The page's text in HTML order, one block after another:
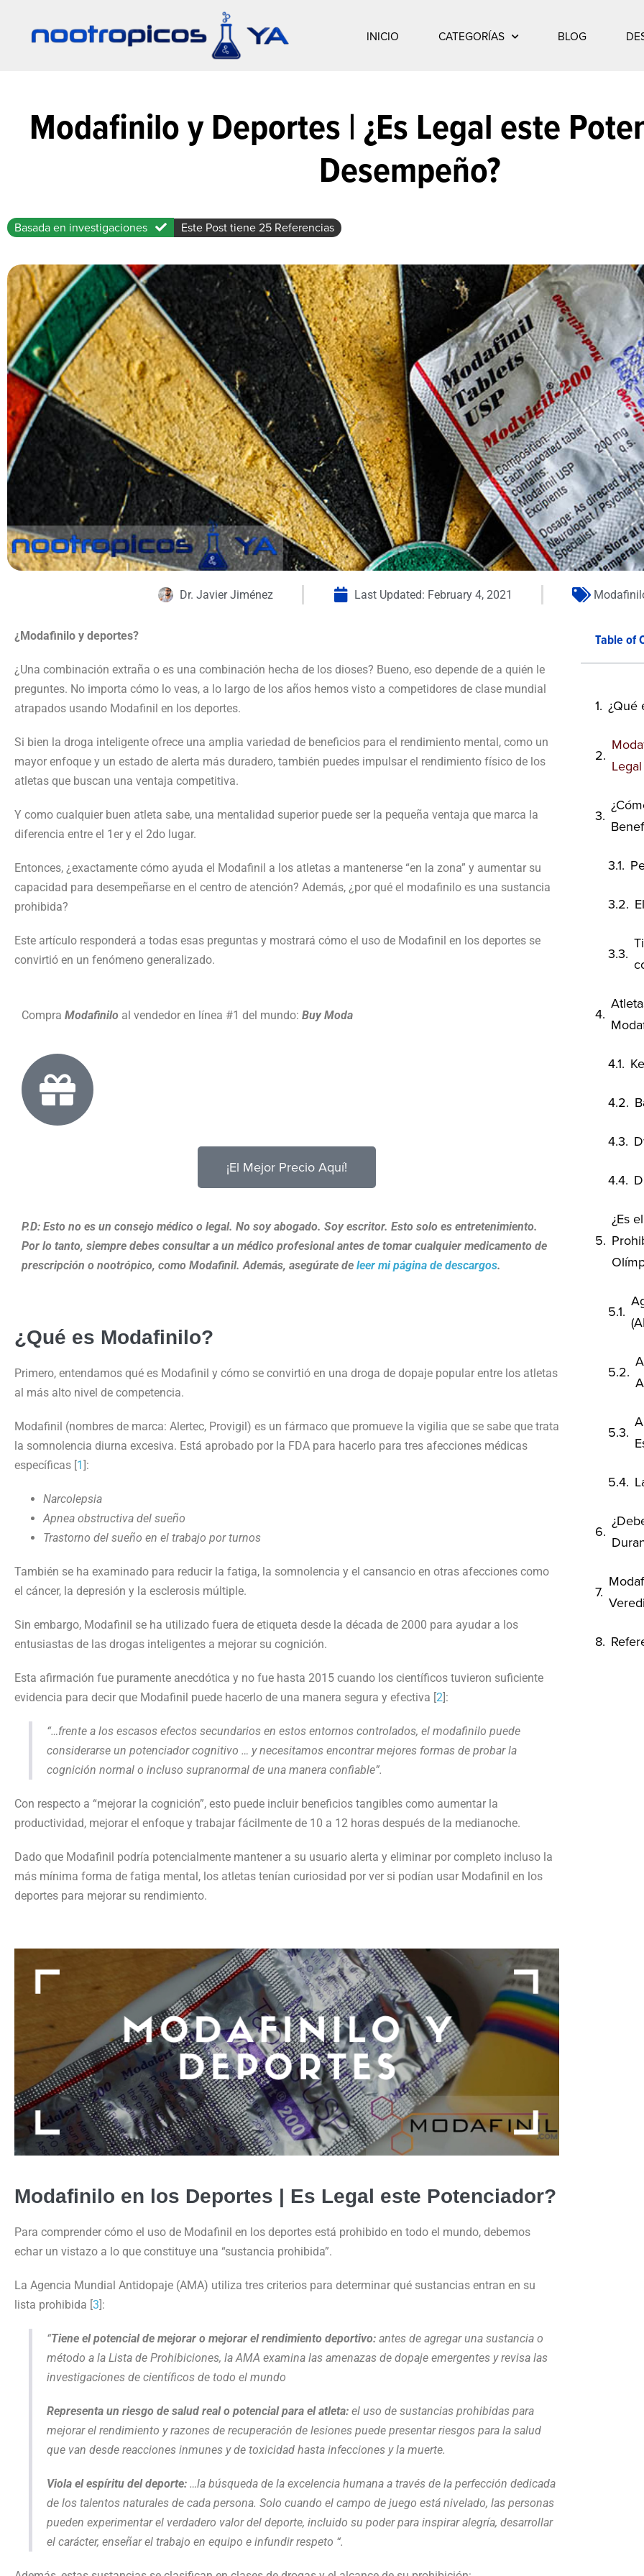
INICIO CATEGORÍAS BLOG
Modafinilo y Deportes | ¿Es Legal este
Desempeño?
Basada en investigaciones Este Post tiene 25 Referencias
Dr. Javier Jiménez Last Updated: February 4, 2021
¿Modafinilo y deportes?
¿Una combinación extraña o es una combinación hecha de los dioses? Bueno, eso depende de a quién le
preguntes. No importa cómo lo veas, a lo largo de los años hemos visto a competidores de clase mundial
atrapados usando Modafinil en los deportes.
Si bien la droga inteligente ofrece una amplia variedad de beneficios para el rendimiento mental, como un
mayor enfoque y un estado de alerta más duradero, también puedes impulsar el rendimiento físico de los
atletas que buscan una ventaja competitiva.
Y como cualquier buen atleta sabe, una mentalidad superior puede ser la pequeña ventaja que marca la
diferencia entre el 1er y el 2do lugar.
Entonces, ¿exactamente cómo ayuda el Modafinil a los atletas a mantenerse “en la zona” y aumentar su
capacidad para desempeñarse en el centro de atención? Además, ¿por qué el modafinilo es una sustancia
prohibida?
Este artículo responderá a todas esas preguntas y mostrará cómo el uso de Modafinil en los deportes se
convirtió en un fenómeno generalizado.
Compra Modafinilo al vendedor en línea #1 del mundo: Buy Moda
¡El Mejor Precio Aquí!
P.D: Esto no es un consejo médico o legal. No soy abogado. Soy escritor. Esto solo es entretenimiento.
Por lo tanto, siempre debes consultar a un médico profesional antes de tomar cualquier medicamento de
prescripción o nootrópico, como Modafinil. Además, asegúrate de leer mi página de descargos.
¿Qué es Modafinilo?
Primero, entendamos qué es Modafinil y cómo se convirtió en una droga de dopaje popular entre los atletas
al más alto nivel de competencia.
Modafinil (nombres de marca: Alertec, Provigil) es un fármaco que promueve la vigilia que se sabe que trata
la somnolencia diurna excesiva. Está aprobado por la FDA para hacerlo para tres afecciones médicas
específicas [1]:
Narcolepsia
Apnea obstructiva del sueño
Trastorno del sueño en el trabajo por turnos
También se ha examinado para reducir la fatiga, la somnolencia y el cansancio en otras afecciones como
el cáncer, la depresión y la esclerosis múltiple.
Sin embargo, Modafinil se ha utilizado fuera de etiqueta desde la década de 2000 para ayudar a los
entusiastas de las drogas inteligentes a mejorar su cognición.
Esta afirmación fue puramente anecdótica y no fue hasta 2015 cuando los científicos tuvieron suficiente
evidencia para decir que Modafinil puede hacerlo de una manera segura y efectiva [2]:
“…frente a los escasos efectos secundarios en estos entornos controlados, el modafinilo puede
considerarse un potenciador cognitivo … y necesitamos encontrar mejores formas de probar la
cognición normal o incluso supranormal de una manera confiable”.
Con respecto a “mejorar la cognición”, esto puede incluir beneficios tangibles como aumentar la
productividad, mejorar el enfoque y trabajar fácilmente de 10 a 12 horas después de la medianoche.
Dado que Modafinil podría potencialmente mantener a su usuario alerta y eliminar por completo incluso la
más mínima forma de fatiga mental, los atletas tenían curiosidad por ver si podían usar Modafinil en los
deportes para mejorar su rendimiento.
Modafinilo en los Deportes | Es Legal este Potenciador?
Para comprender cómo el uso de Modafinil en los deportes está prohibido en todo el mundo, debemos
echar un vistazo a lo que constituye una “sustancia prohibida”.
La Agencia Mundial Antidopaje (AMA) utiliza tres criterios para determinar qué sustancias entran en su
lista prohibida [3 ]:
“Tiene el potencial de mejorar o mejorar el rendimiento deportivo: antes de agregar una sustancia o
método a la Lista de Prohibiciones, la AMA examina las amenazas de dopaje emergentes y revisa las
investigaciones de científicos de todo el mundo
Representa un riesgo de salud real o potencial para el atleta: el uso de sustancias prohibidas para
mejorar el rendimiento y razones de recuperación de lesiones puede presentar riesgos para la salud
que van desde reacciones inmunes y de toxicidad hasta infecciones y la muerte.
Viola el espíritu del deporte: …la búsqueda de la excelencia humana a través de la perfección dedicada
de los talentos naturales de cada persona. Solo cuando el campo de juego está nivelado, las personas
pueden experimentar el verdadero valor del deporte, incluido su poder para inspirar alegría, desarrollar
el carácter, enseñar el trabajo en equipo e infundir respeto “.
Table of
¿Qué
¿Es